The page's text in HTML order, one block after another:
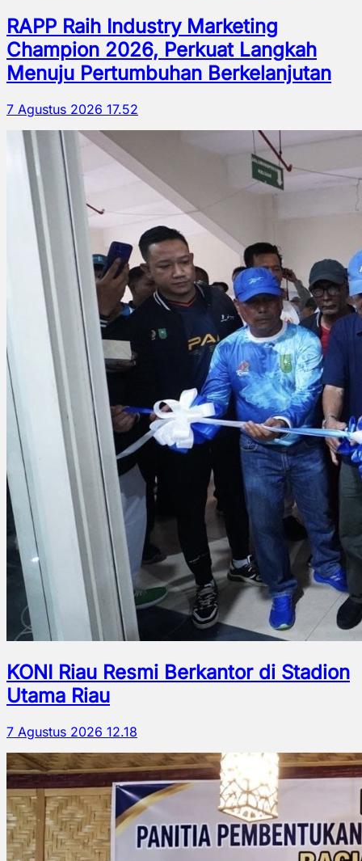
RAPP Raih Industry Marketing
Champion 2026, Perkuat Langkah
Menuju Pertumbuhan Berkelanjutan
7 Agustus 2026 17.52
KONI Riau Resmi Berkantor di Stadion
Utama Riau
7 Agustus 2026 12.18